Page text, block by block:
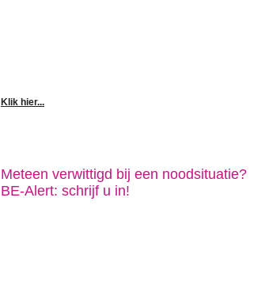
Klik hier...
Meteen verwittigd bij een noodsituatie?
BE-Alert: schrijf u in!